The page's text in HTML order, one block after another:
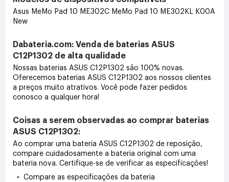
Asus MeMo Pad 10 ME302C MeMo Pad 10 ME302KL K00A
New
Dabateria.com: Venda de baterias ASUS
C12P1302 de alta qualidade
Nossas baterias ASUS C12P1302 são 100% novas.
Oferecemos baterias ASUS C12P1302 aos nossos clientes
a preços muito atrativos. Você pode fazer pedidos
conosco a qualquer hora!
Coisas a serem observadas ao comprar baterias
ASUS C12P1302:
Ao comprar uma bateria ASUS C12P1302 de reposição,
compare cuidadosamente a bateria original com uma
bateria nova. Certifique-se de verificar as especificações!
• Compare as especificações da bateria